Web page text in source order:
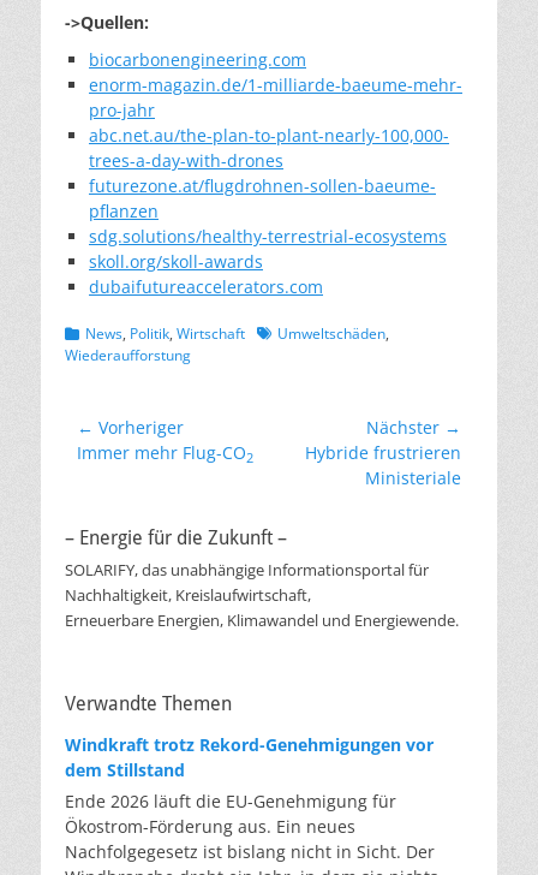
->Quellen:
biocarbonengineering.com
enorm-magazin.de/1-milliarde-baeume-mehr-
pro-jahr
abc.net.au/the-plan-to-plant-nearly-100,000-
trees-a-day-with-drones
futurezone.at/flugdrohnen-sollen-baeume-
pflanzen
sdg.solutions/healthy-terrestrial-ecosystems
skoll.org/skoll-awards
dubaifutureaccelerators.com
Kategorien
News, Politik, Wirtschaft Schlagworte
Umweltschäden,
Wiederaufforstung
Beitragsnavigation
← Vorheriger
Vorheriger
Immer mehr Flug-CO2
Nächster →
Nächster
Hybride frustrieren
Ministeriale
– Energie für die Zukunft –
SOLARIFY, das unabhängige Informationsportal für
Nachhaltigkeit, Kreislaufwirtschaft,
Erneuerbare Energien, Klimawandel und Energiewende.
Verwandte Themen
Windkraft trotz Rekord-Genehmigungen vor
dem Stillstand
Ende 2026 läuft die EU-Genehmigung für
Ökostrom-Förderung aus. Ein neues
Nachfolgegesetz ist bislang nicht in Sicht. Der